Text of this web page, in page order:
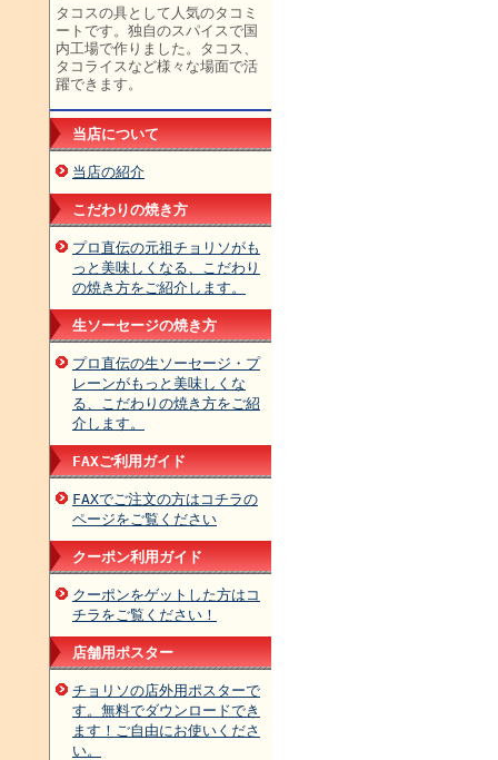
タコスの具として人気のタコミ
ートです。独自のスパイスで国
内工場で作りました。タコス、
タコライスなど様々な場面で活
躍できます。
当店について
当店の紹介
こだわりの焼き方
プロ直伝の元祖チョリソがも
っと美味しくなる、こだわり
の焼き方をご紹介します。
生ソーセージの焼き方
プロ直伝の生ソーセージ・プ
レーンがもっと美味しくな
る、こだわりの焼き方をご紹
介します。
FAXご利用ガイド
FAXでご注文の方はコチラの
ページをご覧ください
クーポン利用ガイド
クーポンをゲットした方はコ
チラをご覧ください！
店舗用ポスター
チョリソの店外用ポスターで
す。無料でダウンロードでき
ます！ご自由にお使いくださ
い。